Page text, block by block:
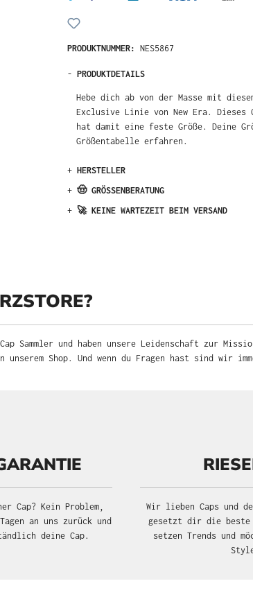
PRODUKTNUMMER: NES5867
- PRODUKTDETAILS
Hebe dich ab von der Masse mit
Exclusive Linie von New Era. Dieses
damit eine feste Größe. Deine Größe
erfahren.
+ HERSTELLER
+ 🤠 GRÖSSENBERATUNG
+ 🚀 KEINE WARTEZEIT BEIM VERSAND
haben unsere Leidenschaft zur Mission gemacht
Und wenn du Fragen hast sind wir immer für dich
Kein Problem, sende
an uns zurück und wir
deine Cap.
Wir lieben Caps und
gesetzt dir die beste
Trends und möchten